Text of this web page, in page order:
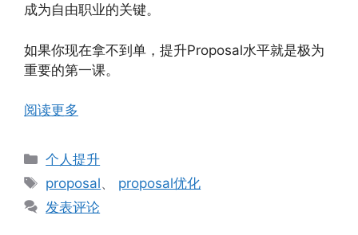
成为自由职业的关键。
如果你现在拿不到单，提升Proposal水平就是极为
重要的第一课。
阅读更多
分
类
个人提升
标
签
proposal、 proposal优化
发表评论